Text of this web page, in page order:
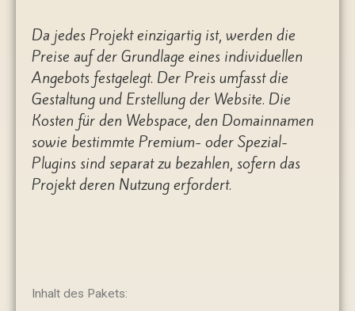
Da jedes Projekt einzigartig ist, werden die
Preise auf der Grundlage eines individuellen
Angebots festgelegt. Der Preis umfasst die
Gestaltung und Erstellung der Website. Die
Kosten für den Webspace, den Domainnamen
sowie bestimmte Premium- oder Spezial-
Plugins sind separat zu bezahlen, sofern das
Projekt deren Nutzung erfordert.
Inhalt des Pakets: